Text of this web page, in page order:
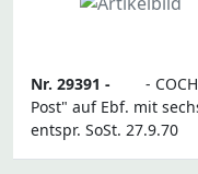
Nr. 29391 -
-
Post" auf Ebf. mit
entspr. SoSt. 27.9.70